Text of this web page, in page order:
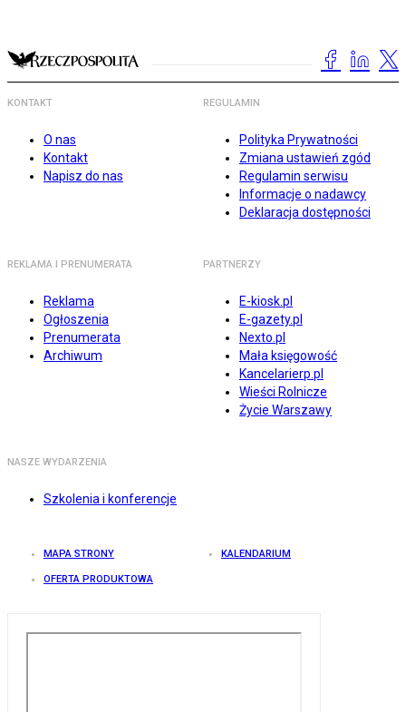
KONTAKT
O nas
Kontakt
Napisz do nas
REGULAMIN
Polityka Prywatności
Zmiana ustawień zgód
Regulamin serwisu
Informacje o nadawcy
Deklaracja dostępności
REKLAMA I PRENUMERATA
Reklama
Ogłoszenia
Prenumerata
Archiwum
PARTNERZY
E-kiosk.pl
E-gazety.pl
Nexto.pl
Mała księgowość
Kancelarierp.pl
Wieści Rolnicze
Życie Warszawy
NASZE WYDARZENIA
Szkolenia i konferencje
MAPA STRONY KALENDARIUM
OFERTA PRODUKTOWA